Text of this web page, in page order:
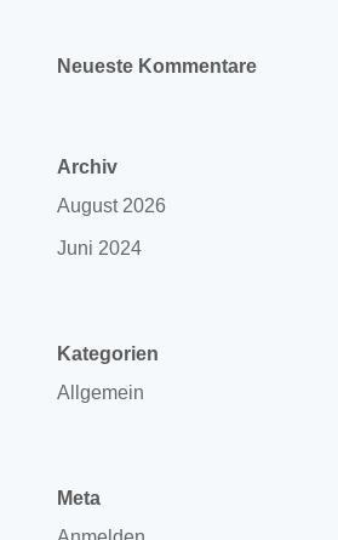
Neueste Kommentare
Archiv
August 2026
Juni 2024
Kategorien
Allgemein
Meta